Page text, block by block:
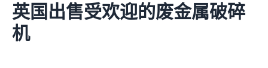
英国出售受欢迎的废金属破碎
机